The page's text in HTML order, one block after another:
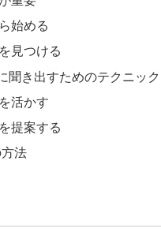
始める
見つける
聞き出すためのテクニック
活かす
提案する
法